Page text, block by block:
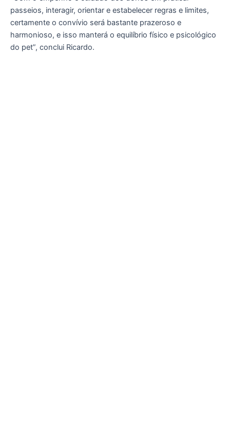
passeios, interagir, orientar e estabelecer regras e limites,
certamente o convívio será bastante prazeroso e
harmonioso, e isso manterá o equilíbrio físico e psicológico
do pet”, conclui Ricardo.